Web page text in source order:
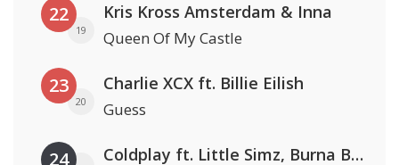
22
19
Kris Kross Amsterdam & Inna
Queen Of My Castle
23
20
Charlie XCX ft. Billie Eilish
Guess
24 Coldplay ft. Little Simz, Burna Boy, Elyanna & Tini